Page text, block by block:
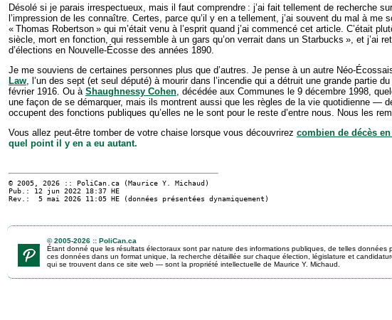
Désolé si je parais irrespectueux, mais il faut comprendre : j’ai fait tellement de recherche
l’impression de les connaître. Certes, parce qu’il y en a tellement, j’ai souvent du mal à me
« Thomas Robertson » qui m’était venu à l’esprit quand j’ai commencé cet article. C’était
siècle, mort en fonction, qui ressemble à un gars qu’on verrait dans un Starbucks », et j’ai
d’élections en Nouvelle-Écosse des années 1890.
Je me souviens de certaines personnes plus que d’autres. Je pense à un autre Néo-
Law , l’un des sept (et seul député) à mourir dans l’incendie qui a détruit une grande partie
février 1916. Ou à Shaughnessy Cohen , décédée aux Communes le 9 décembre 1998,
une façon de se démarquer, mais ils montrent aussi que les règles de la vie quotidienne
occupent des fonctions publiques qu’elles ne le sont pour le reste d’entre nous. Nous les
Vous allez peut-être tomber de votre chaise lorsque vous découvrirez combien de décès
quel point il y en a eu autant.
© 2005, 2026 :: PoliCan.ca (Maurice Y. Michaud )
Pub.: 12 jun 2022 18:37 HE
Rev.: 5 mai 2026 11:05 HE (données présentées dynamiquement)
© 2005-2026 :: PoliCan.ca
Étant donné que les résultats électoraux sont par nature des informations publiques, de telles
ces données dans un format unique, la recherche détaillée sur chaque élection, législature et
qui se trouvent dans ce site web — sont la propriété intellectuelle de Maurice Y. Michaud.